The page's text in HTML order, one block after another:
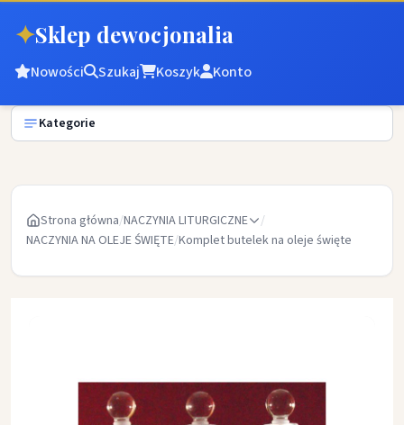
✦Sklep dewocjonalia
Nowości Szukaj Koszyk Konto
Kategorie
Strona główna/NACZYNIA LITURGICZNE
/
NACZYNIA NA OLEJE ŚWIĘTE/Komplet butelek na oleje święte